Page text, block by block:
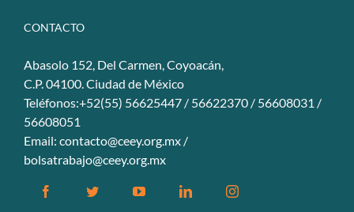
CONTACTO
Abasolo 152, Del Carmen, Coyoacán,
C.P. 04100. Ciudad de México
Teléfonos:+52(55) 56625447 / 56622370 / 56608031 /
56608051
Email: contacto@ceey.org.mx /
bolsatrabajo@ceey.org.mx
FacebookTwitter YouTubeLinkedinInstagram